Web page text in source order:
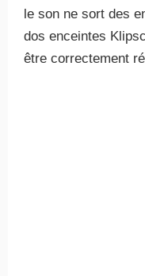
le son ne sort des
dos enceintes
être correctement